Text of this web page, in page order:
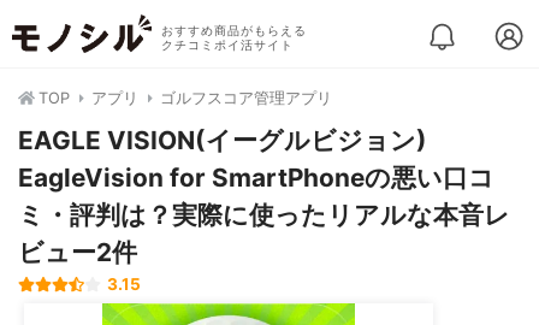
おすすめ商品がもらえる
クチコミポイ活サイト
TOP アプリ ゴルフスコア管理アプリ
EAGLE VISION(イーグルビジョン)
EagleVision for SmartPhoneの悪い口コ
ミ・評判は？実際に使ったリアルな本音レ
ビュー2件
3.15